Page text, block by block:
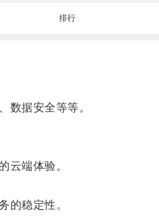
排行
据安全等等。
云端体验。
的稳定性。